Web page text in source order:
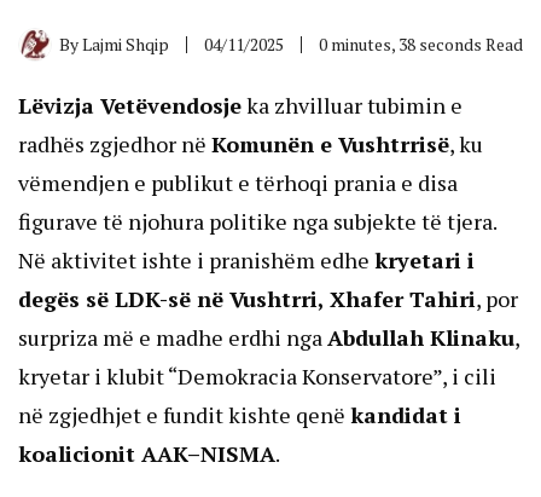
ByLajmi Shqip 04/11/2025 0 minutes, 38 seconds Read
Lëvizja Vetëvendosjeka zhvilluar tubimin e
radhës zgjedhor në Komunën e Vushtrrisë, ku
vëmendjen e publikut e tërhoqi prania e disa
figurave të njohura politike nga subjekte të tjera.
Në aktivitet ishte i pranishëm edhe kryetari i
degës së LDK-së në Vushtrri, Xhafer Tahiri, por
surpriza më e madhe erdhi ngaAbdullah Klinaku,
kryetar i klubit “Demokracia Konservatore”, i cili
në zgjedhjet e fundit kishte qenë kandidat i
koalicionit AAK–NISMA.